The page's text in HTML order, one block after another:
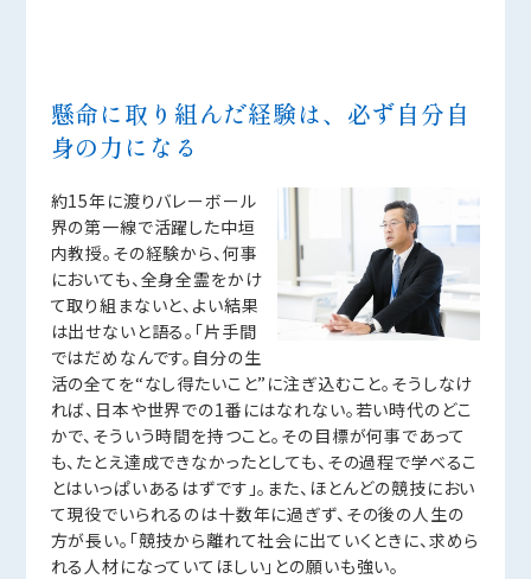
懸命に取り組んだ経験は、必ず自分自
身の力になる
約15年に渡りバレーボール
界の第一線で活躍した中垣
内教授。その経験から、何事
においても、全身全霊をかけ
て取り組まないと、よい結果
は出せないと語る。「片手間
ではだめなんです。自分の生
活の全てを“なし得たいこと”に注ぎ込むこと。そうしなけ
れば、日本や世界での1番にはなれない。若い時代のどこ
かで、そういう時間を持つこと。その目標が何事であって
も、たとえ達成できなかったとしても、その過程で学べるこ
とはいっぱいあるはずです」。また、ほとんどの競技におい
て現役でいられるのは十数年に過ぎず、その後の人生の
方が長い。「競技から離れて社会に出ていくときに、求めら
れる人材になっていてほしい」との願いも強い。